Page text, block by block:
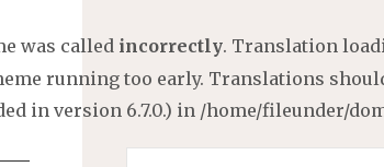
was called incorrectly. Translation
running too early. Translations
in version 6.7.0.) in /home/fileunder/